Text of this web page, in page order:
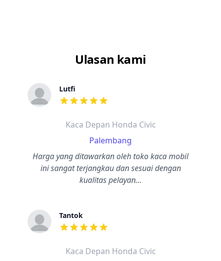
Ulasan kami
Lutfi
dari ulasan adalah bintang lima
Kaca Depan Honda Civic
Palembang
Harga yang ditawarkan oleh toko kaca mobil
ini sangat terjangkau dan sesuai dengan
kualitas pelayan…
Tantok
dari ulasan adalah bintang lima
Kaca Depan Honda Civic